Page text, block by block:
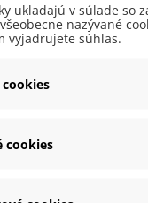
ukladajú v súlade so
nazývané
vyjadrujete súhlas.
cookies